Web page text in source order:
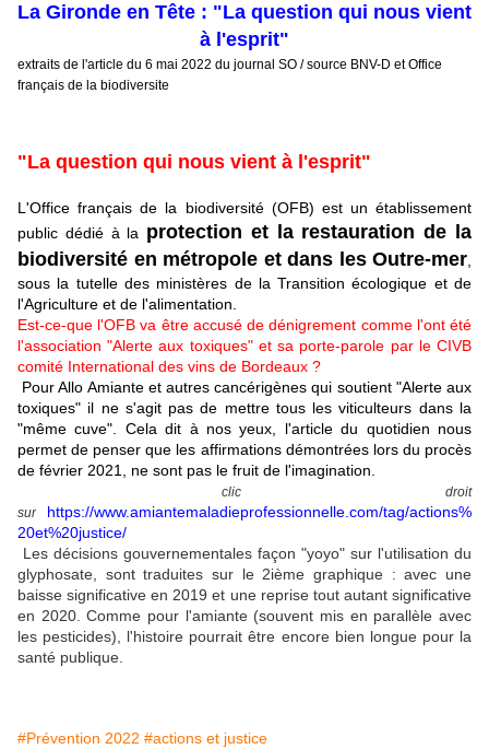
La Gironde en Tête : "La question qui nous vient
à l'esprit"
extraits de l'article du 6 mai 2022 du journal SO / source BNV-D et Office
français de la biodiversite
"La question qui nous vient à l'esprit"
L'Office français de la biodiversité (OFB) est un établissement
public dédié à la protection et la restauration de la
biodiversité en métropole et dans les Outre-mer
sous la tutelle des ministères de la Transition écologique et de
l'Agriculture et de l'alimentation.
Est-ce-que l'OFB va être accusé de dénigrement comme l'ont été
l'association "Alerte aux toxiques" et sa porte-parole par le CIVB
comité International des vins de Bordeaux ?
Pour Allo Amiante et autres cancérigènes qui soutient "Alerte aux
toxiques" il ne s'agit pas de mettre tous les viticulteurs dans la
"même cuve". Cela dit à nos yeux, l'article du quotidien nous
permet de penser que les affirmations démontrées lors du procès
de février 2021, ne sont pas le fruit de l'imagination.
clic droit
sur
https://www.amiantemaladieprofessionnelle.com/tag/actions%
20et%20justice/
Les décisions gouvernementales façon "yoyo" sur l'utilisation du
glyphosate, sont traduites sur le 2ième graphique : avec une
baisse significative en 2019 et une reprise tout autant significative
en 2020. Comme pour l'amiante (souvent mis en parallèle avec
les pesticides), l'histoire pourrait être encore bien longue pour la
santé publique.
#Prévention 2022 #actions et justice